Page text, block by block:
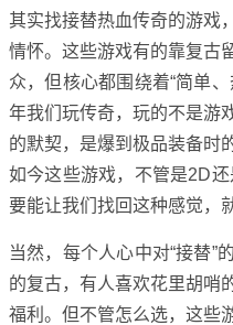
其实找接替热血传奇的游戏
情怀。这些游戏有的靠复古
众，但核心都围绕着“简单
年我们玩传奇，玩的不是游
的默契，是爆到极品装备时
如今这些游戏，不管是2D
要能让我们找回这种感觉，
当然，每个人心中对“接替”
的复古，有人喜欢花里胡哨
福利。但不管怎么选，这些